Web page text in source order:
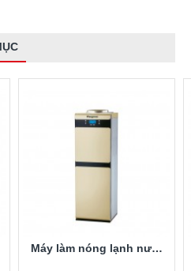
Máy làm nóng lạnh nước úp bình uống KG41H